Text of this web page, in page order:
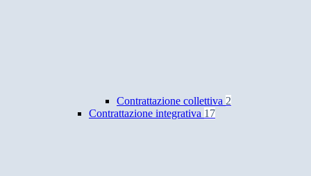
Contrattazione collettiva 2
Contrattazione integrativa 17